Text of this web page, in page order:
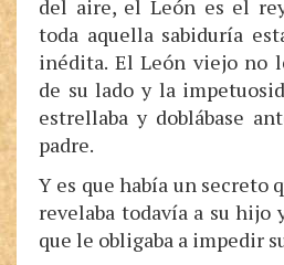
del aire, el León es el
toda aquella sabiduría
inédita. El León viejo no
de su lado y la
estrellaba y doblábase
padre.
Y es que había un secreto
revelaba todavía a su hijo
que le obligaba a impedir